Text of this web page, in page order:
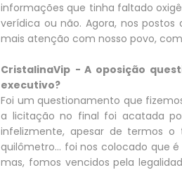
informações que tinha faltado
verídica ou não. Agora, nos
mais atenção com nosso povo,
CristalinaVip - A oposição
executivo?
Foi um questionamento que
a licitação no final foi acatada
infelizmente, apesar de termos o
quilômetro... foi nos colocado que
mas, fomos vencidos pela